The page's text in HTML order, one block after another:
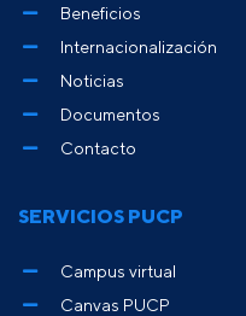
Beneficios
Internacionalización
Noticias
Documentos
Contacto
SERVICIOS PUCP
Campus virtual
Canvas PUCP